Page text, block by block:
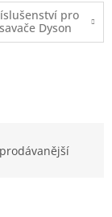
pro
Dyson